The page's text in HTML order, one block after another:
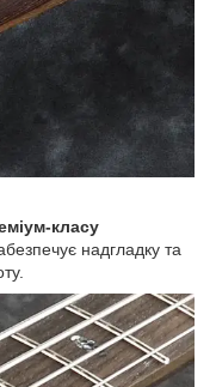
класу
надгладку та